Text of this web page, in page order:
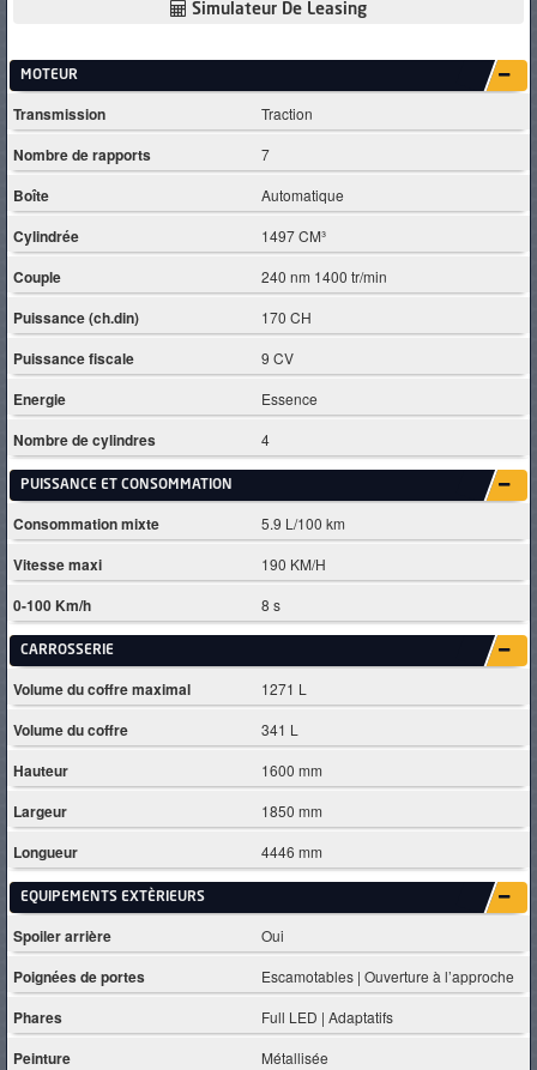
Simulateur De Leasing
MOTEUR
Transmission Traction
Nombre de rapports 7
Boîte Automatique
Cylindrée 1497 CM³
Couple 240 nm 1400 tr/min
Puissance (ch.din) 170 CH
Puissance fiscale 9 CV
Energie Essence
Nombre de cylindres 4
PUISSANCE ET CONSOMMATION
Consommation mixte 5.9 L/100 km
Vitesse maxi 190 KM/H
0-100 Km/h 8 s
CARROSSERIE
Volume du coffre maximal 1271 L
Volume du coffre 341 L
Hauteur 1600 mm
Largeur 1850 mm
Longueur 4446 mm
EQUIPEMENTS EXTÈRIEURS
Spoiler arrière Oui
Poignées de portes Escamotables | Ouverture à l’approche
Phares Full LED | Adaptatifs
Peinture Métallisée